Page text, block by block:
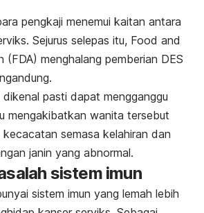
pengkaji menemui kaitan antara
Sejurus selepas itu, Food and
(FDA) menghalang pemberian DES
pasti dapat mengganggu
mengakibatkan wanita tersebut
kecacatan semasa kelahiran dan
janin yang abnormal.
sistem imun
sistem imun yang lemah lebih